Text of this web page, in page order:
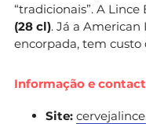
“tradicionais”. A
(28 cl). Já a American
encorpada, tem custo
Informação e
Site: